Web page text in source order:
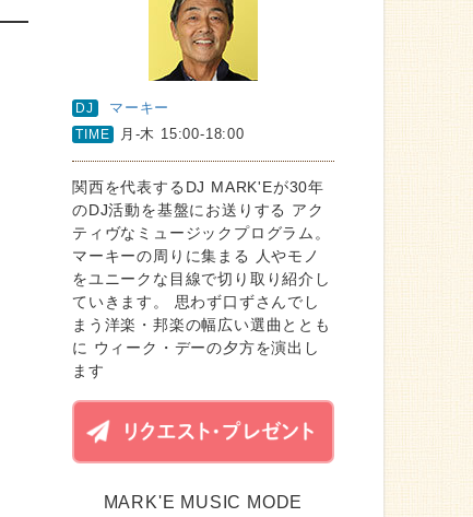
DJ マーキー
TIME 月-木 15:00-18:00
関西を代表するDJ MARK'Eが30年
のDJ活動を基盤にお送りする アク
ティヴなミュージックプログラム。
マーキーの周りに集まる 人やモノ
をユニークな目線で切り取り紹介し
ていきます。 思わず口ずさんでし
まう洋楽・邦楽の幅広い選曲ととも
に ウィーク・デーの夕方を演出し
ます
MARK'E MUSIC MODE